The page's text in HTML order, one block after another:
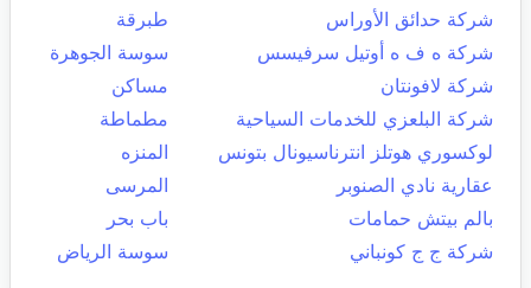
شركة حدائق الأوراس
طبرقة
شركة ه ف ه أوتيل سرفيسس
سوسة الجوهرة
شركة لافونتان
مساكن
شركة البلعزي للخدمات السياحية
مطماطة
لوكسوري هوتلز انترناسيونال بتونس
المنزه
عقارية نادي الصنوبر
المرسى
بالم بيتش حمامات
باب بحر
شركة ج ج كونباني
سوسة الرياض